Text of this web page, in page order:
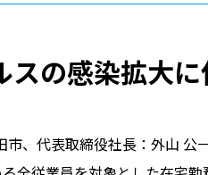
ビデオゲーム事業
ライセンス事業
スの感染拡大
、代表取締役社長：外山